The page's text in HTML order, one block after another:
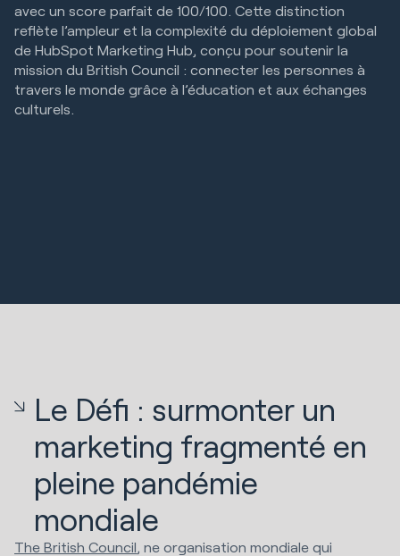
avec un score parfait de 100/100. Cette distinction
reflète l’ampleur et la complexité du déploiement global
de HubSpot Marketing Hub, conçu pour soutenir la
mission du British Council : connecter les personnes à
travers le monde grâce à l’éducation et aux échanges
culturels.
Le Défi : surmonter un
marketing fragmenté en
pleine pandémie
mondiale
The British Council, ne organisation mondiale qui